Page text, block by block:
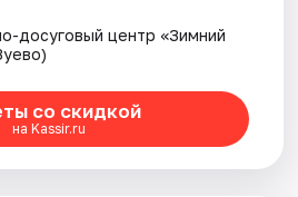
досуговый центр «Зимний
со скидкой
на Kassir.ru